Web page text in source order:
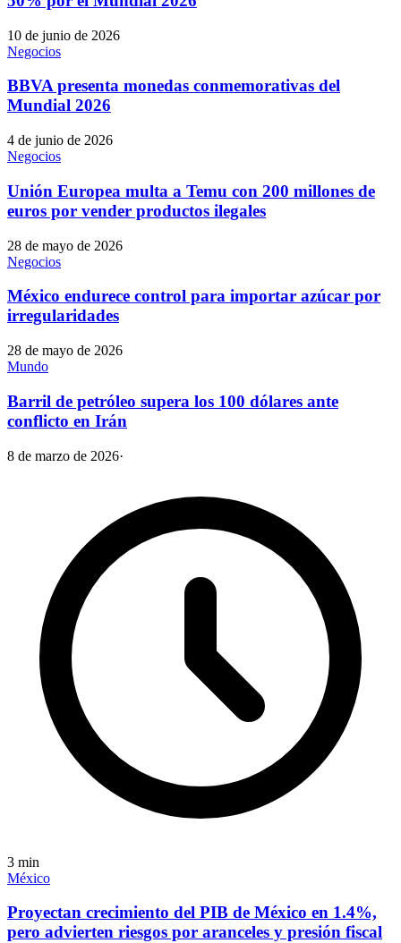
10 de junio de 2026
Negocios
BBVA presenta monedas conmemorativas del
Mundial 2026
4 de junio de 2026
Negocios
Unión Europea multa a Temu con 200 millones de
euros por vender productos ilegales
28 de mayo de 2026
Negocios
México endurece control para importar azúcar por
irregularidades
28 de mayo de 2026
Mundo
Barril de petróleo supera los 100 dólares ante
conflicto en Irán
8 de marzo de 2026·
3 min
México
Proyectan crecimiento del PIB de México en 1.4%,
pero advierten riesgos por aranceles y presión fiscal